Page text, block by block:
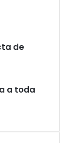
de
a toda